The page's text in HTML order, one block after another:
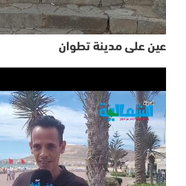
عين على مدينة تطوان